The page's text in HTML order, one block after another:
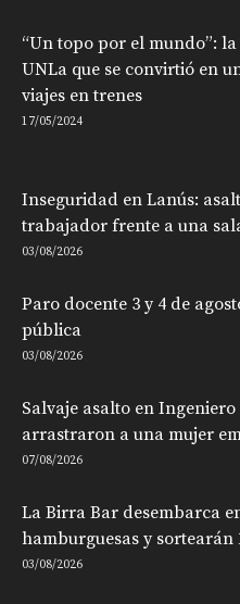
“Un topo por el mundo”:
UNLa que se convirtió en
viajes en trenes
17/05/2024
Inseguridad en Lanús:
trabajador frente a una
03/08/2026
Paro docente 3 y 4 de
pública
03/08/2026
Salvaje asalto en
arrastraron a una mujer
07/08/2026
La Birra Bar desembarca
hamburguesas y sortearán
03/08/2026